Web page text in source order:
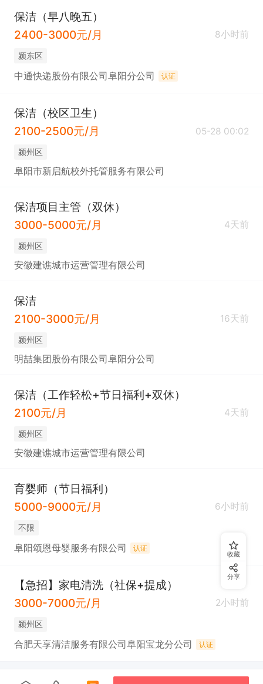
保洁（早八晚五）
2400-3000元/月
8小时前
颍东区
中通快递股份有限公司阜阳分公司 认证
保洁（校区卫生）
2100-2500元/月
05-28 00:02
颍州区
阜阳市新启航校外托管服务有限公司
保洁项目主管（双休）
3000-5000元/月
4天前
颍州区
安徽建谯城市运营管理有限公司
保洁
2100-3000元/月
16天前
颍州区
明喆集团股份有限公司阜阳分公司
保洁（工作轻松+节日福利+双休）
2100元/月
4天前
颍州区
安徽建谯城市运营管理有限公司
育婴师（节日福利）
5000-9000元/月
6小时前
不限
阜阳颂恩母婴服务有限公司 认证
【急招】家电清洗（社保+提成）
3000-7000元/月
2小时前
颍州区
合肥天享清洁服务有限公司阜阳宝龙分公司 认证
收藏
分享